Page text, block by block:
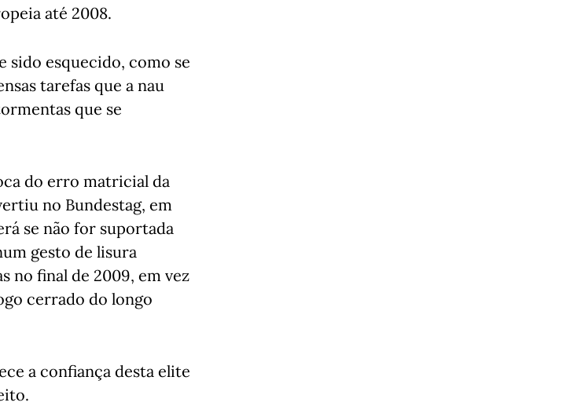
até 2008.
sido esquecido, como se
tarefas que a nau
que se
do erro matricial da
no Bundestag, em
se não for suportada
gesto de lisura
no final de 2009, em vez
cerrado do longo
a confiança desta elite